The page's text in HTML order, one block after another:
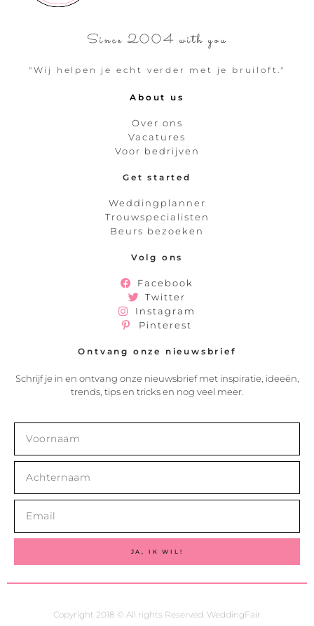
Since 2004 with you
"Wij helpen je echt verder met je bruiloft."
About us
Over ons
Vacatures
Voor bedrijven
Get started
Weddingplanner
Trouwspecialisten
Beurs bezoeken
Volg ons
Facebook
Twitter
Instagram
Pinterest
Ontvang onze nieuwsbrief
Schrijf je in en ontvang onze nieuwsbrief met inspiratie, ideeën,
trends, tips en tricks en nog veel meer.
JA, IK WIL!
Copyright 2018 © All rights Reserved. WeddingFair